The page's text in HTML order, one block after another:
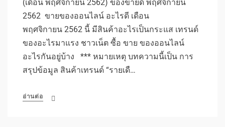
(เดือน พฤศจิกายน 2562) ของขายดี พฤศจิกายน
2562 ขายของออนไลน์ อะไรดี เดือน
พฤศจิกายน 2562 นี้ มีสินค้าอะไรเป็นกระแส เทรนด์
ของอะไรมาแรง ชาวเน็ต ซื้อ ขาย ของออนไลน์
อะไรกันอยู่บ้าง *** หมายเหตุ บทความนี้เป็น การ
สรุปข้อมูล สินค้าเทรนด์ “รายเดื…
อ่านต่อ